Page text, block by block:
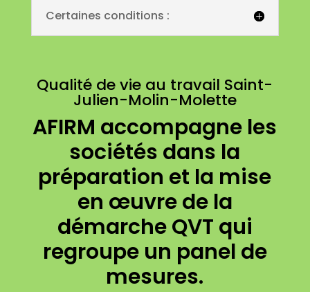
Certaines conditions :
Qualité de vie au travail Saint-
Julien-Molin-Molette
AFIRM accompagne les
sociétés dans la
préparation et la mise
en œuvre de la
démarche QVT qui
regroupe un panel de
mesures.